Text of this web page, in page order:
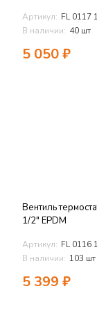
Артикул: FL 0117
В наличии: 40 шт
5 050₽
Вентиль
1/2" EPDM
Артикул: FL 0116
В наличии: 103 шт
5 399 ₽